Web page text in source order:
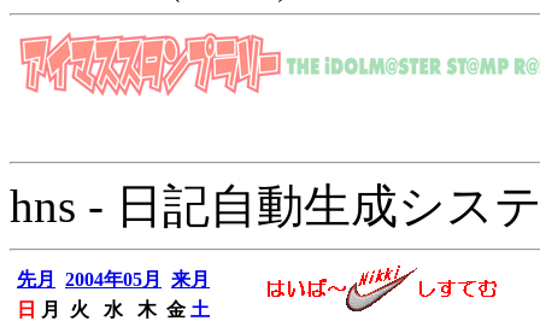
hns - 日記自動生成シス
先月 2004年05月
来月
日
月 火 水 木 金 土